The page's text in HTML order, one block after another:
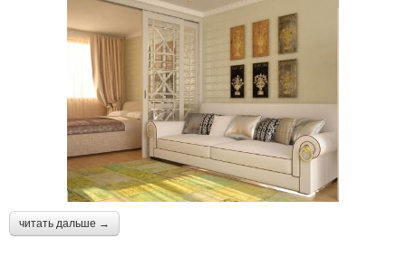
читать дальше →